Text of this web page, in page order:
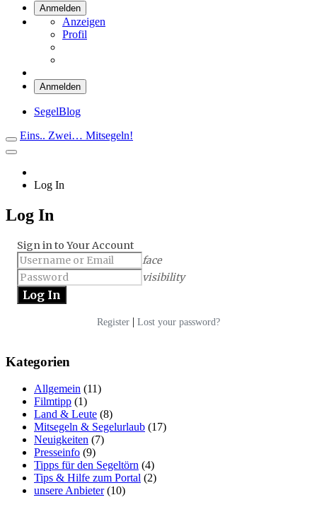
Anmelden
Anzeigen
Profil
Anmelden
SegelBlog
Eins.. Zwei… Mitsegeln!
Log In
Log In
Sign in to Your Account
face
visibility
Register | Lost your password?
Kategorien
Allgemein (11)
Filmtipp (1)
Land & Leute (8)
Mitsegeln & Segelurlaub (17)
Neuigkeiten (7)
Presseinfo (9)
Tipps für den Segeltörn (4)
Tips & Hilfe zum Portal (2)
unsere Anbieter(10)